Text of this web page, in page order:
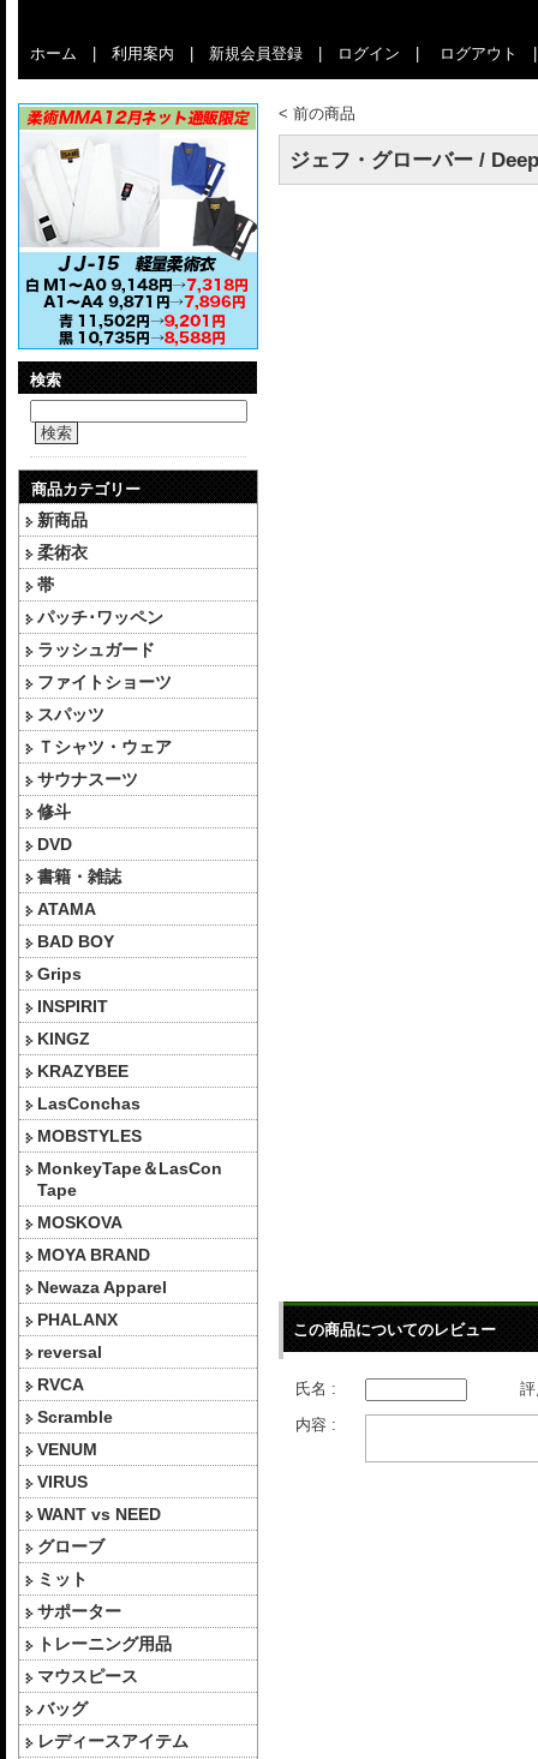
ホーム 利用案内 新規会員登録 ログイン ログアウト
検索
検索
商品カテゴリー
新商品
柔術衣
帯
パッチ･ワッペン
ラッシュガード
ファイトショーツ
スパッツ
Ｔシャツ・ウェア
サウナスーツ
修斗
DVD
書籍・雑誌
ATAMA
BAD BOY
Grips
INSPIRIT
KINGZ
KRAZYBEE
LasConchas
MOBSTYLES
MonkeyTape＆LasCon
Tape
MOSKOVA
MOYA BRAND
Newaza Apparel
PHALANX
reversal
RVCA
Scramble
VENUM
VIRUS
WANT vs NEED
グローブ
ミット
サポーター
トレーニング用品
マウスピース
バッグ
レディースアイテム
< 前の商品
ジェフ・グローバー /
この商品についてのレビュー
氏名 :
内容 :